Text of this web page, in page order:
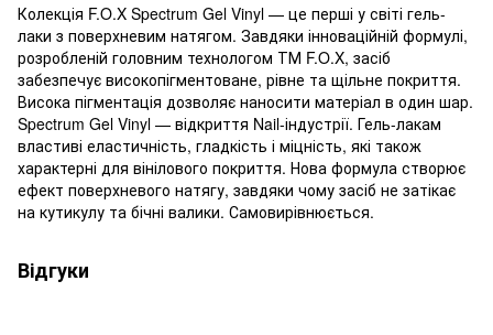
Колекція F.O.X Spectrum Gel Vinyl — це перші у світі гель-
лаки з поверхневим натягом. Завдяки інноваційній формулі,
розробленій головним технологом ТМ F.O.X, засіб
забезпечує високопігментоване, рівне та щільне покриття.
Висока пігментація дозволяє наносити матеріал в один шар.
Spectrum Gel Vinyl — відкриття Nail-індустрії. Гель-лакам
властиві еластичність, гладкість і міцність, які також
характерні для вінілового покриття. Нова формула створює
ефект поверхневого натягу, завдяки чому засіб не затікає
на кутикулу та бічні валики. Самовирівнюється.
Відгуки